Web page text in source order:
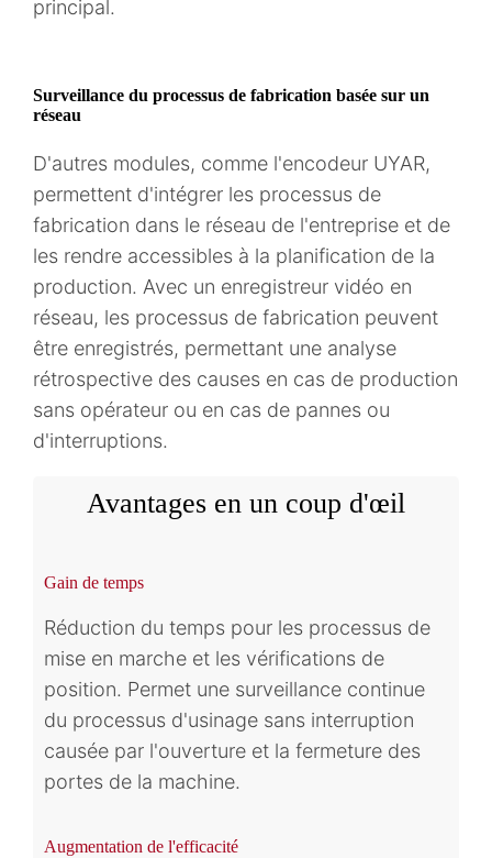
principal.
Surveillance du processus de fabrication basée sur un
réseau
D'autres modules, comme l'encodeur UYAR,
permettent d'intégrer les processus de
fabrication dans le réseau de l'entreprise et de
les rendre accessibles à la planification de la
production. Avec un enregistreur vidéo en
réseau, les processus de fabrication peuvent
être enregistrés, permettant une analyse
rétrospective des causes en cas de production
sans opérateur ou en cas de pannes ou
d'interruptions.
Avantages en un coup d'œil
Gain de temps
Réduction du temps pour les processus de
mise en marche et les vérifications de
position. Permet une surveillance continue
du processus d'usinage sans interruption
causée par l'ouverture et la fermeture des
portes de la machine.
Augmentation de l'efficacité